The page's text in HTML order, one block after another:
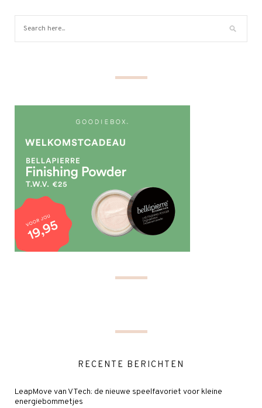
RECENTE BERICHTEN
LeapMove van VTech: de nieuwe speelfavoriet voor kleine
energiebommetjes